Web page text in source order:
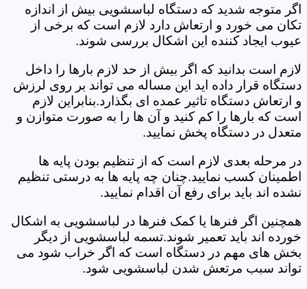
اگر متوجه شدید که دستگاه لباسشویی بیش از اندازه
تکان می خورد و ارتعاش دارد لازم است که برخی از
عیوب ایجاد کننده این اشکال بررسی شوند.
لازم است بدانید که اگر بیش از حد لازم بارها را داخل
دستگاه قرار داده اید این مساله می تواند بر روی لرزش
و ارتعاش دستگاه تاثیر عمده ای بگذارد.بنابراین لازم
است که بارها را کم کنید و آن ها را به صورت متوازن و
متعدل در دستگاه پخش نمایید.
در مرحله بعدی لازم است که از تنظیم بودن پایه ها
اطمینان کسب نمایید.چنان چه پایه ها به درستی تنظیم
نشده اند باید برای رفع آن اقدام نمایید.
همچنین اگر فنرها یا کمک فنرها در لباسشویی به اشکال
خورده اند باید تعمیر شوند.تسمه لباسشویی از دیگر
بخش های مهم در دستگاه است که اگر خراب شود می
تواند سبب مرتعش شدن لباسشویی شود.